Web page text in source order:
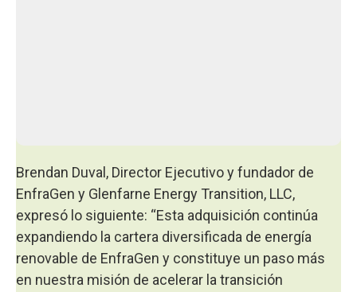
Brendan Duval, Director Ejecutivo y fundador de
EnfraGen y Glenfarne Energy Transition, LLC,
expresó lo siguiente: “Esta adquisición continúa
expandiendo la cartera diversificada de energía
renovable de EnfraGen y constituye un paso más
en nuestra misión de acelerar la transición